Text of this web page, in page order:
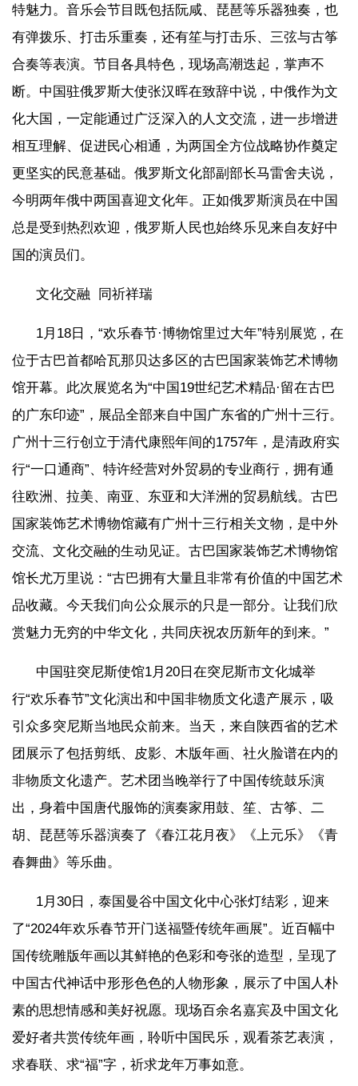
特魅力。音乐会节目既包括阮咸、琵琶等乐器独奏，也
有弹拨乐、打击乐重奏，还有笙与打击乐、三弦与古筝
合奏等表演。节目各具特色，现场高潮迭起，掌声不
断。中国驻俄罗斯大使张汉晖在致辞中说，中俄作为文
化大国，一定能通过广泛深入的人文交流，进一步增进
相互理解、促进民心相通，为两国全方位战略协作奠定
更坚实的民意基础。俄罗斯文化部副部长马雷舍夫说，
今明两年俄中两国喜迎文化年。正如俄罗斯演员在中国
总是受到热烈欢迎，俄罗斯人民也始终乐见来自友好中
国的演员们。
文化交融 同祈祥瑞
1月18日，“欢乐春节·博物馆里过大年”特别展览，在
位于古巴首都哈瓦那贝达多区的古巴国家装饰艺术博物
馆开幕。此次展览名为“中国19世纪艺术精品·留在古巴
的广东印迹”，展品全部来自中国广东省的广州十三行。
广州十三行创立于清代康熙年间的1757年，是清政府实
行“一口通商”、特许经营对外贸易的专业商行，拥有通
往欧洲、拉美、南亚、东亚和大洋洲的贸易航线。古巴
国家装饰艺术博物馆藏有广州十三行相关文物，是中外
交流、文化交融的生动见证。古巴国家装饰艺术博物馆
馆长尤万里说：“古巴拥有大量且非常有价值的中国艺术
品收藏。今天我们向公众展示的只是一部分。让我们欣
赏魅力无穷的中华文化，共同庆祝农历新年的到来。”
中国驻突尼斯使馆1月20日在突尼斯市文化城举
行“欢乐春节”文化演出和中国非物质文化遗产展示，吸
引众多突尼斯当地民众前来。当天，来自陕西省的艺术
团展示了包括剪纸、皮影、木版年画、社火脸谱在内的
非物质文化遗产。艺术团当晚举行了中国传统鼓乐演
出，身着中国唐代服饰的演奏家用鼓、笙、古筝、二
胡、琵琶等乐器演奏了《春江花月夜》《上元乐》《青
春舞曲》等乐曲。
1月30日，泰国曼谷中国文化中心张灯结彩，迎来
了“2024年欢乐春节开门送福暨传统年画展”。近百幅中
国传统雕版年画以其鲜艳的色彩和夸张的造型，呈现了
中国古代神话中形形色色的人物形象，展示了中国人朴
素的思想情感和美好祝愿。现场百余名嘉宾及中国文化
爱好者共赏传统年画，聆听中国民乐，观看茶艺表演，
求春联、求“福”字，祈求龙年万事如意。